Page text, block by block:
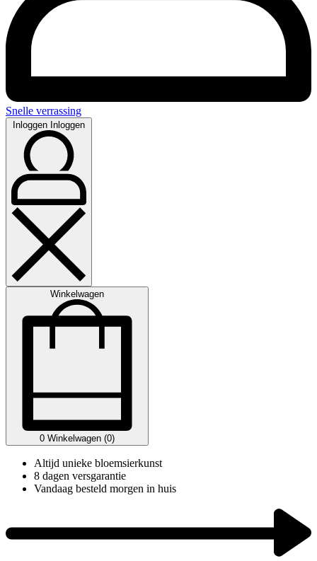
Snelle verrassing
Inloggen Inloggen
Winkelwagen
0 Winkelwagen (0)
Altijd unieke bloemsierkunst
8 dagen versgarantie
Vandaag besteld morgen in huis